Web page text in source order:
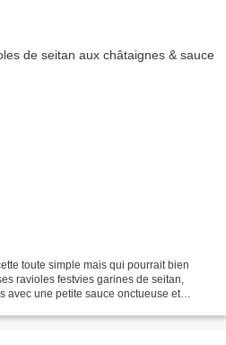
toute simple mais qui pourrait bien
ravioles festvies garines de seitan,
avec une petite sauce onctueuse et